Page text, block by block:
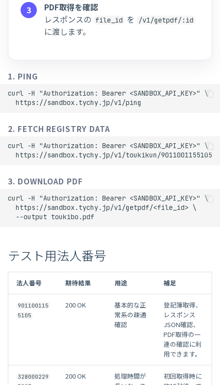
PDF取得を確認
レスポンスの file_id を /v1/getpdf/:id
に渡します。
1. PING
curl -H "Authorization: Bearer <SANDBOX_API_KEY>" \
2. FETCH REGISTRY DATA
curl -H "Authorization: Bearer <SANDBOX_API_KEY>" \
3. DOWNLOAD PDF
curl -H "Authorization: Bearer <SANDBOX_API_KEY>" \
  https://sandbox.tychy.jp/v1/getpdf/<file_id> \
テスト用法人番号
法人番号 期待結果 用途 補足
901100115
5105
200 OK
基本的な正
常系の疎通
確認
登記簿取得、
レスポンス
JSON確認、
PDF取得の一
連の確認に利
用できます。
328000229
200 OK
処理時間が
初回取得時に